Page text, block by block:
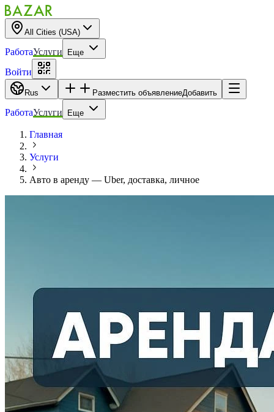
All Cities (USA)
РаботаУслуги Еще
Войти
Rus Разместить объявлениеДобавить
РаботаУслуги Еще
Главная
Услуги
Авто в аренду — Uber, доставка, личное